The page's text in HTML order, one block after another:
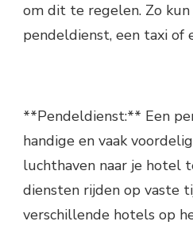
om dit te regelen. Zo kun
pendeldienst, een taxi of
**Pendeldienst:** Een
handige en vaak
luchthaven naar je hotel
diensten rijden op vaste
verschillende hotels op